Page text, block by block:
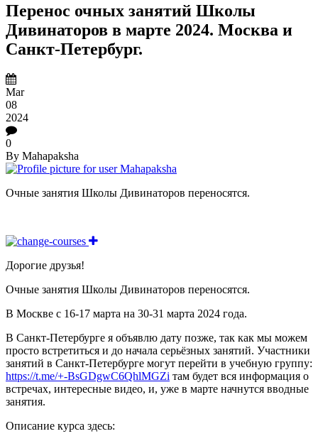
Перенос очных занятий Школы
Дивинаторов в марте 2024. Москва и
Санкт-Петербург.
Mar
08
2024
0
By Mahapaksha
Очные занятия Школы Дивинаторов переносятся.
Дорогие друзья!
Очные занятия Школы Дивинаторов переносятся.
В Москве с 16-17 марта на 30-31 марта 2024 года.
В Санкт-Петербурге я объявлю дату позже, так как мы можем
просто встретиться и до начала серьёзных занятий. Участники
занятий в Санкт-Петербурге могут перейти в учебную группу:
https://t.me/+-BsGDgwC6QhlMGZi там будет вся информация о
встречах, интересные видео, и, уже в марте начнутся вводные
занятия.
Описание курса здесь: